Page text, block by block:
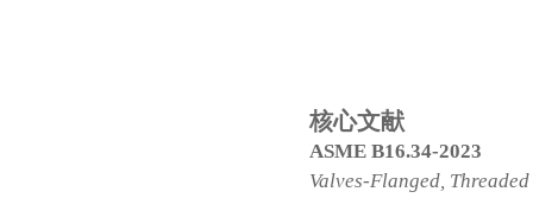
核心文献
ASME B16.34-2023
Valves-Flanged,